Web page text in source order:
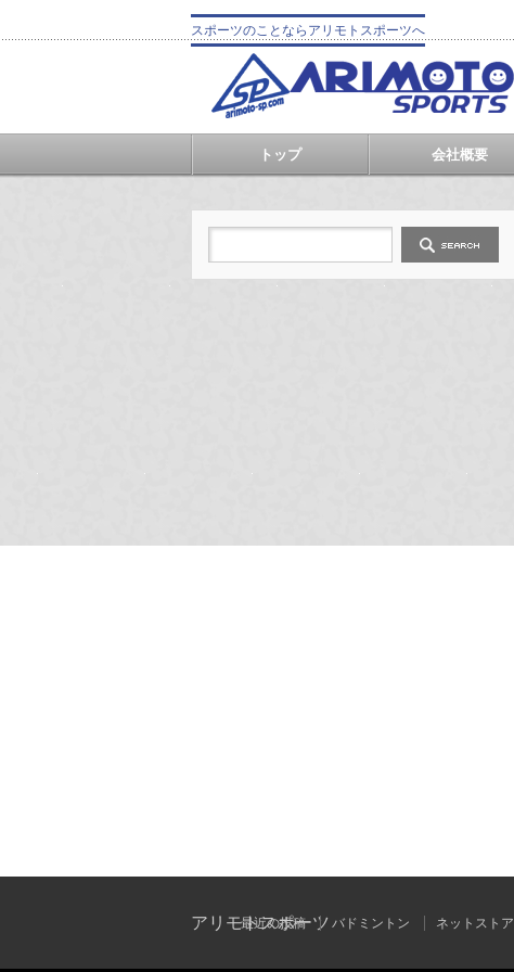
スポーツのことならアリモトスポーツへ
トップ 会社概要
アリモトスポーツ
最近の投稿 バドミントン ネットストア